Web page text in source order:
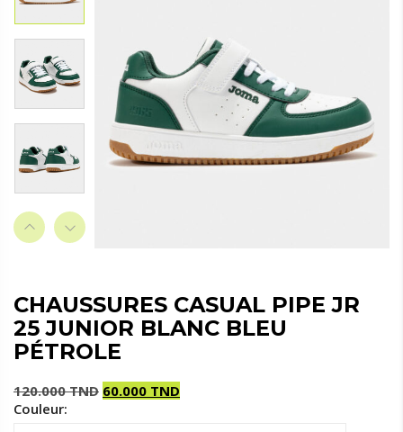
CHAUSSURES CASUAL PIPE JR
25 JUNIOR BLANC BLEU
PÉTROLE
120.000TND
Le
60.000 TND
Le
Couleur: